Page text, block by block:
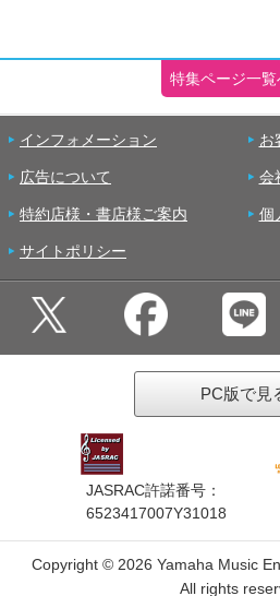
特集ページ一覧
インフォメーション お
広告について 会
特約店様・書店様ご案内 個
サイトポリシー
PC版で見
JASRAC許諾番号：
6523417007Y31018
Copyright © 2026 Yamaha Music
All rights